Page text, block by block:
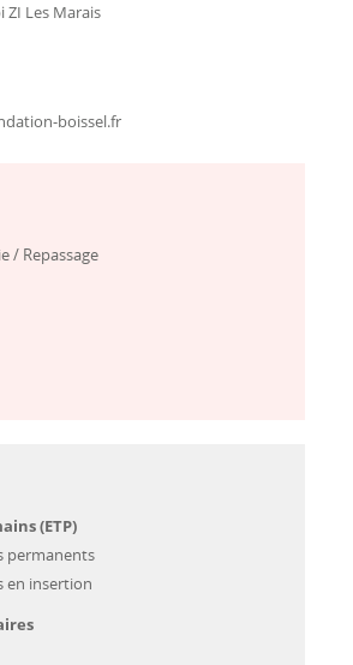
ZI Les Marais
boissel.fr
/ Repassage
(ETP)
permanents
en insertion